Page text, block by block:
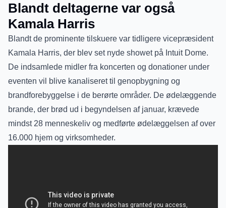
Blandt deltagerne var også
Kamala Harris
Blandt de prominente tilskuere var tidligere vicepræsident
Kamala Harris, der blev set nyde showet på Intuit Dome.
De indsamlede midler fra koncerten og donationer under
eventen vil blive kanaliseret til genopbygning og
brandforebyggelse i de berørte områder. De ødelæggende
brande, der brød ud i begyndelsen af januar, krævede
mindst 28 menneskeliv og medførte ødelæggelsen af over
16.000 hjem og virksomheder.